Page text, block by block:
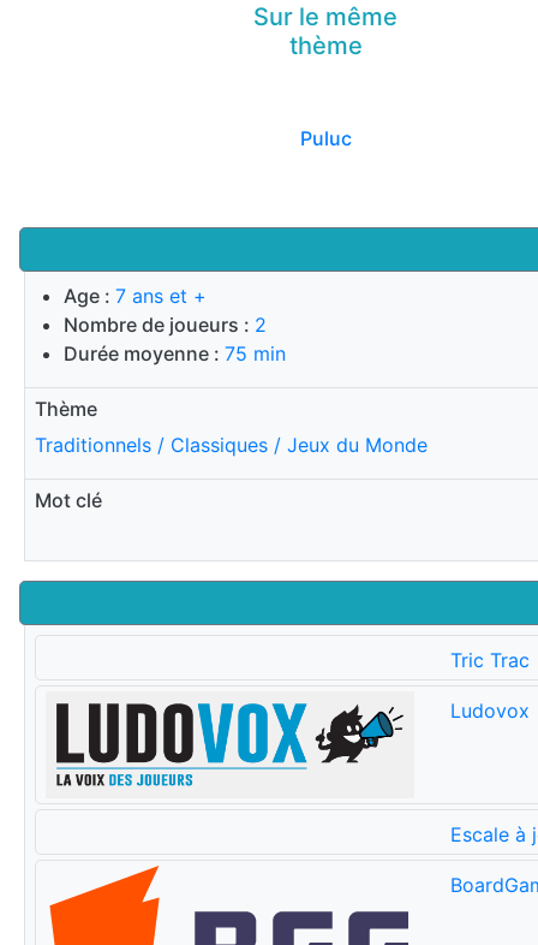
Age : 7 ans et +
Nombre de joueurs : 2
Durée moyenne : 75 min
Thème
Traditionnels / Classiques / Jeux du Monde
Mot clé
Tric Trac
Ludovox
Escale à
Sur le même
thème
Puluc